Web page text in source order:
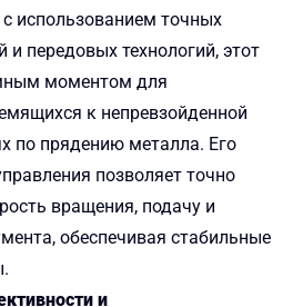
использованием точных
передовых технологий, этот
моментом для
к непревзойденной
по прядению металла. Его
позволяет точно
вращения, подачу и
обеспечивая стабильные
и